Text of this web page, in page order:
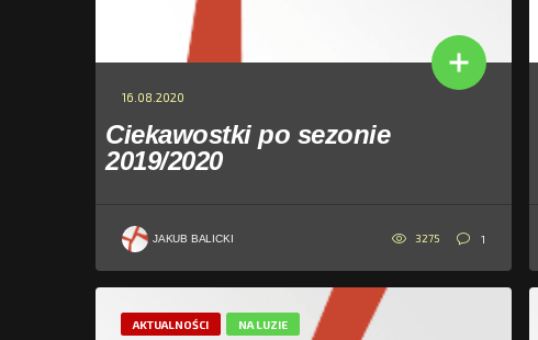
16.08.2020
Ciekawostki po sezonie
2019/2020
JAKUB BALICKI 3275 1
AKTUALNOŚCI NA LUZIE